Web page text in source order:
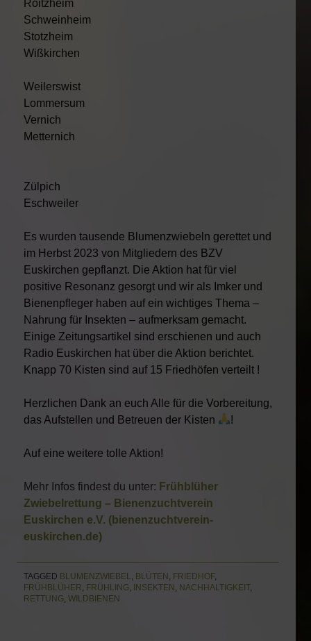
Roitzheim
Schweinheim
Stotzheim
Wißkirchen
Weilerswist
Lommersum
Vernich
Metternich
Zülpich
Eschweiler
Es wurden tausende Blumenzwiebeln gerettet und
im Herbst 2023 von Mitgliedern des BZV
Euskirchen gepflanzt. Die Aktion hat für viel
positive Resonanz gesorgt und wir als Imker und
Bienenpfleger haben auf ein wichtiges Thema –
Nahrung für Insekten – aufmerksam gemacht.
Einige Zeitungsartikel sind erschienen und auch
Radio Euskirchen hat über die Aktion berichtet.
Knapp 70 Kisten sind auf 15 Friedhöfen verteilt !
Herzlichen Dank an euch Alle für die Vorbereitung,
das Aufstellen und Betreuen der Kisten
!
Auf eine weitere tolle Aktion!
Mehr Infos findest du unter: Frühblüher
Zwiebelrettung – Bienenzuchtverein
Euskirchen e.V. (bienenzuchtverein-
euskirchen.de)
TAGGED BLUMENZWIEBEL, BLÜTEN, FRIEDHOF,
FRÜHBLÜHER, FRÜHLING, INSEKTEN, NACHHALTIGKEIT,
RETTUNG, WILDBIENEN